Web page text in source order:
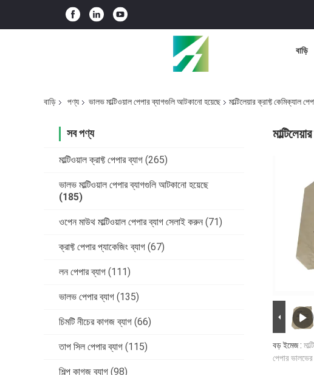
বাড়ি
বাড়ি পণ্য ভালভ মাল্টিওয়াল পেপার ব্যাগগুলি আটকানো হয়েছে মাল্টিলেয়ার ক্রাফ্ট
সব পণ্য
মাল্টিওয়াল ক্রাফ্ট পেপার ব্যাগ (265)
ভালভ মাল্টিওয়াল পেপার ব্যাগগুলি আটকানো হয়েছে
(185)
ওপেন মাউথ মাল্টিওয়াল পেপার ব্যাগ সেলাই করুন (71)
ক্রাফ্ট পেপার প্যাকেজিং ব্যাগ (67)
লন পেপার ব্যাগ (111)
ভালভ পেপার ব্যাগ (135)
চিমটি নীচের কাগজ ব্যাগ (66)
তাপ সিল পেপার ব্যাগ (115)
শিল্প কাগজ ব্যাগ (98)
বড় ইমেজ :
পেপার